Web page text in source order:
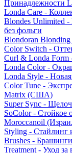
Принадлежности
Londa Care -
Blondes Unlimited -
без фольги
Blondoran Blonding
Color Switch -
Curl & Londa Form
Londa Color -
Londa Style -
Color Tune -
Matrix (США)
Super Sync -
SoColor - Стойкое
Moroccanoil
Styling - Стайлинг
Brushes -
Treatment - Уход